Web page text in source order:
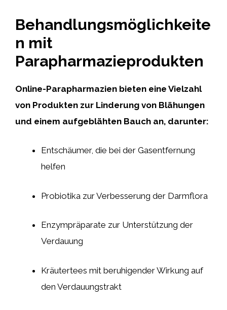
Behandlungsmöglichkeite
n mit
Parapharmazieprodukten
Online-Parapharmazien bieten eine Vielzahl
von Produkten zur Linderung von Blähungen
und einem aufgeblähten Bauch an, darunter:
Entschäumer, die bei der Gasentfernung
helfen
Probiotika zur Verbesserung der Darmflora
Enzympräparate zur Unterstützung der
Verdauung
Kräutertees mit beruhigender Wirkung auf
den Verdauungstrakt